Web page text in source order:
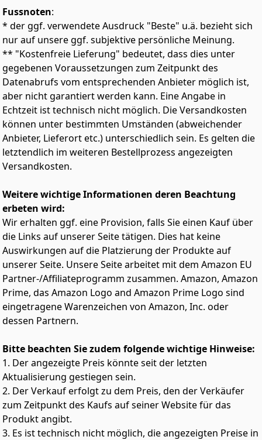
Shakes in Sekunden
【Mehr Sicherheit】Ganiza Mixer startet nur bei
korrekter Montage aller Teile. Lüfter an Unter- und
Rückseite leiten die Wärme schnell ab. Vier rutschfeste
Silikonpads sorgen für Stabilität während des Betriebs
【Leicht zu Reinigen】Die vierblättrigen Klingen sind
abwaschbar. Der Tragbecher und der Deckel sind
spülmaschinengeeignet - für eine schnelle und
mühelose Reinigung
【Große Kapazität & To-Go-Design】Inkl. 700 ml und 2x
500 ml Trinkbecher mit Deckeln – ideal für Büro, Gym
oder unterwegs. Alle Teile BPA-frei und sicher für Ihre
Gesundheit
Fussnoten:
* der ggf. verwendete Ausdruck "Beste" u.ä. bezieht sich
nur auf unsere ggf. subjektive persönliche Meinung.
** "Kostenfreie Lieferung" bedeutet, dass dies unter
gegebenen Voraussetzungen zum Zeitpunkt des
Datenabrufs vom entsprechenden Anbieter möglich ist,
aber nicht garantiert werden kann. Eine Angabe in
Echtzeit ist technisch nicht möglich. Die Versandkosten
können unter bestimmten Umständen (abweichender
Anbieter, Lieferort etc.) unterschiedlich sein. Es gelten die
letztendlich im weiteren Bestellprozess angezeigten
Versandkosten.
Weitere wichtige Informationen deren Beachtung
erbeten wird:
Wir erhalten ggf. eine Provision, falls Sie einen Kauf über
die Links auf unserer Seite tätigen. Dies hat keine
Auswirkungen auf die Platzierung der Produkte auf
unserer Seite. Unsere Seite arbeitet mit dem Amazon EU
Partner-/Affiliateprogramm zusammen. Amazon, Amazon
Prime, das Amazon Logo and Amazon Prime Logo sind
eingetragene Warenzeichen von Amazon, Inc. oder
dessen Partnern.
Bitte beachten Sie zudem folgende wichtige Hinweise:
1. Der angezeigte Preis könnte seit der letzten
Aktualisierung gestiegen sein.
2. Der Verkauf erfolgt zu dem Preis, den der Verkäufer
zum Zeitpunkt des Kaufs auf seiner Website für das
Produkt angibt.
3. Es ist technisch nicht möglich, die angezeigten Preise in